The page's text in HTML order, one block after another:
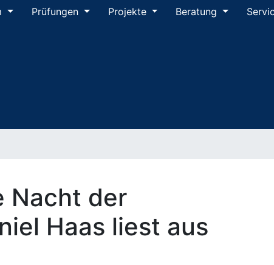
Prüfungen Projekte Beratung
Nacht der
Haas liest aus